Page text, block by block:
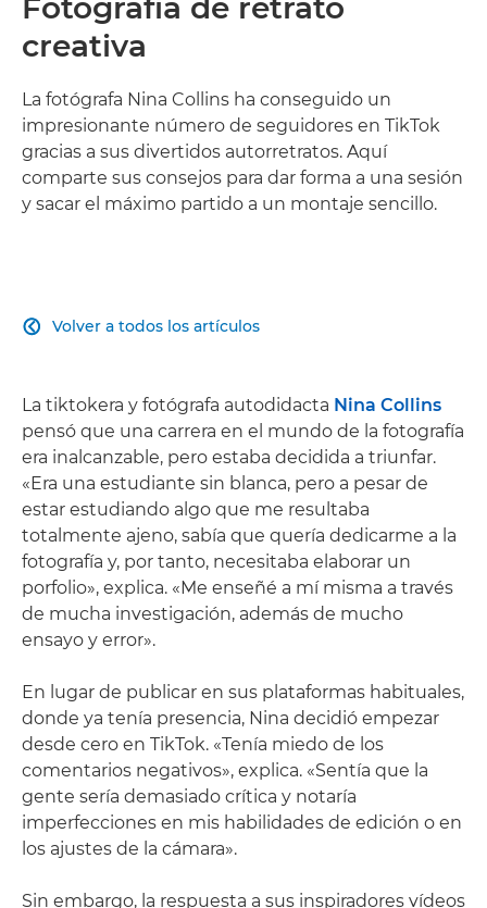
Fotografía de retrato
creativa
La fotógrafa Nina Collins ha conseguido un
impresionante número de seguidores en TikTok
gracias a sus divertidos autorretratos. Aquí
comparte sus consejos para dar forma a una sesión
y sacar el máximo partido a un montaje sencillo.
Volver a todos los artículos

La tiktokera y fotógrafa autodidacta Nina Collins
pensó que una carrera en el mundo de la fotografía
era inalcanzable, pero estaba decidida a triunfar.
«Era una estudiante sin blanca, pero a pesar de
estar estudiando algo que me resultaba
totalmente ajeno, sabía que quería dedicarme a la
fotografía y, por tanto, necesitaba elaborar un
porfolio», explica. «Me enseñé a mí misma a través
de mucha investigación, además de mucho
ensayo y error».
En lugar de publicar en sus plataformas habituales,
donde ya tenía presencia, Nina decidió empezar
desde cero en TikTok. «Tenía miedo de los
comentarios negativos», explica. «Sentía que la
gente sería demasiado crítica y notaría
imperfecciones en mis habilidades de edición o en
los ajustes de la cámara».
Sin embargo, la respuesta a sus inspiradores vídeos